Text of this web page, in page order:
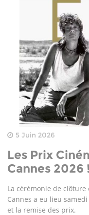
5 Juin 2026
Les Prix
Cannes 2026 !
La cérémonie de
Cannes a eu lieu
et la remise des prix.